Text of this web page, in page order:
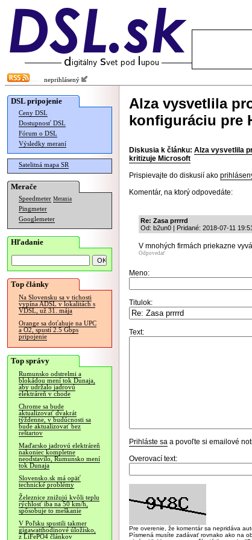
neprihlásený
DSL pripojenie
Ceny DSL
Dostupnosť DSL
Fórum o DSL
Výsledky meraní
Satelitná mapa SR
Merače
Speedmeter Merania
Pingmeter
Googlemeter
Hľadanie
Top články
Na Slovensku sa v tichosti
vypína ADSL v lokalitách s
VDSL, už 31. mája
Orange sa doťahuje na UPC
a O2, spustí 2.5 Gbps
pripojenie
Top správy
Rumunsko odstrelmi a
blokádou mení tok Dunaja,
aby udržalo jadrovú
elektráreň v chode
Chrome sa bude
aktualizovať dvakrát
týždenne, v budúcnosti sa
bude aktualizovať bez
reštartov
Maďarsko jadrovú elektráreň
nakoniec kompletne
neodstavilo, Rumunsko mení
tok Dunaja
Slovensko.sk má opäť
technické problémy
Železnice znižujú kvôli teplu
rýchlosť iba na 50 km/h,
spôsobuje to meškanie
V Poľsku spustili takmer
gigawatthodinové úložisko,
z LiFePO4 článkov
Alza vysvetlila
konfiguráciu pre
Diskusia k článku: Alza vysvetlila
kritizuje Microsoft
Prispievajte do diskusií ako
Komentár, na ktorý odpovedáte:
Re: Zasa prrrrd
Od: b2un0 | Pridané: 2018-07-11
V mnohých firmách priekazne
Odpovedať
Meno:
Titulok:
Text:
Prihláste sa a povoľte si emailové
Overovací text:
Pre overenie, že komentár sa nepridáva
Písmená musíte zadávať rovnako ako na